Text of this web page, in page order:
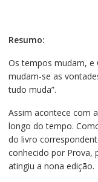
Resumo:
Os tempos mudam, e
mudam-se as
tudo muda”.
Assim acontece com
longo do tempo.
do livro
conhecido por Prova,
atingiu a nona edição.